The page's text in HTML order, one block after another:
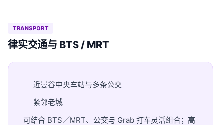
TRANSPORT
律实交通与 BTS / MRT
近曼谷中央车站与多条公交
紧邻老城
可结合 BTS／MRT、公交与 Grab 打车灵活组合；高